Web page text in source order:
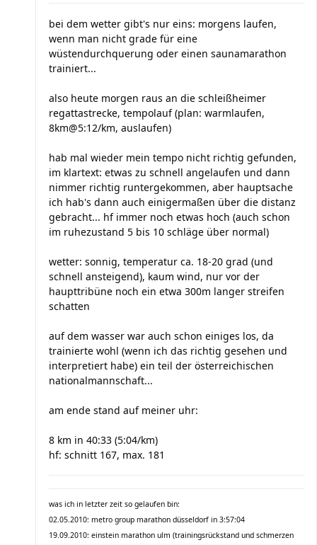
bei dem wetter gibt's nur eins: morgens laufen,
wenn man nicht grade für eine
wüstendurchquerung oder einen saunamarathon
trainiert...
also heute morgen raus an die schleißheimer
regattastrecke, tempolauf (plan: warmlaufen,
8km@5:12/km, auslaufen)
hab mal wieder mein tempo nicht richtig gefunden,
im klartext: etwas zu schnell angelaufen und dann
nimmer richtig runtergekommen, aber hauptsache
ich hab's dann auch einigermaßen über die distanz
gebracht... hf immer noch etwas hoch (auch schon
im ruhezustand 5 bis 10 schläge über normal)
wetter: sonnig, temperatur ca. 18-20 grad (und
schnell ansteigend), kaum wind, nur vor der
haupttribüne noch ein etwa 300m langer streifen
schatten
auf dem wasser war auch schon einiges los, da
trainierte wohl (wenn ich das richtig gesehen und
interpretiert habe) ein teil der österreichischen
nationalmannschaft...
am ende stand auf meiner uhr:
8 km in 40:33 (5:04/km)
hf: schnitt 167, max. 181
was ich in letzter zeit so gelaufen bin:
02.05.2010: metro group marathon düsseldorf in 3:57:04
19.09.2010: einstein marathon ulm (trainingsrückstand und schmerzen